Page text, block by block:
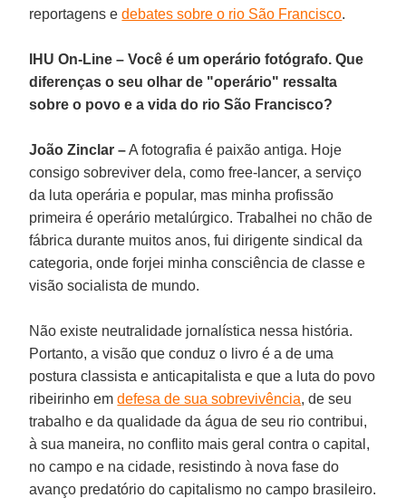
reportagens edebates sobre o rio São Francisco.
IHU On-Line – Você é um operário fotógrafo. Que
diferenças o seu olhar de "operário" ressalta
sobre o povo e a vida do rio São Francisco?
João Zinclar –A fotografia é paixão antiga. Hoje
consigo sobreviver dela, como free-lancer, a serviço
da luta operária e popular, mas minha profissão
primeira é operário metalúrgico. Trabalhei no chão de
fábrica durante muitos anos, fui dirigente sindical da
categoria, onde forjei minha consciência de classe e
visão socialista de mundo.
Não existe neutralidade jornalística nessa história.
Portanto, a visão que conduz o livro é a de uma
postura classista e anticapitalista e que a luta do povo
ribeirinho emdefesa de sua sobrevivência, de seu
trabalho e da qualidade da água de seu rio contribui,
à sua maneira, no conflito mais geral contra o capital,
no campo e na cidade, resistindo à nova fase do
avanço predatório do capitalismo no campo brasileiro.